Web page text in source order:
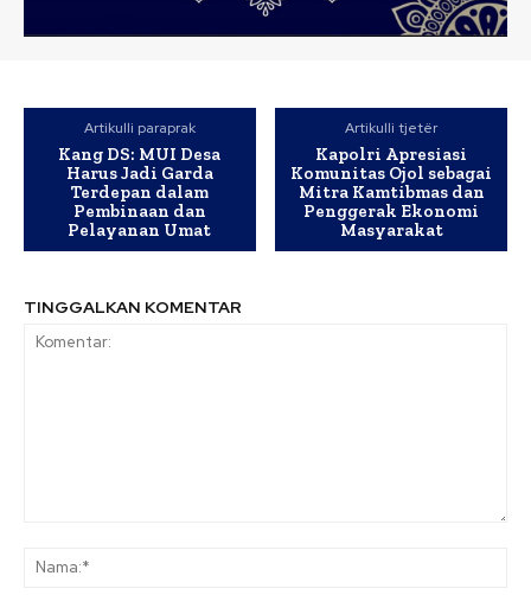
Artikulli paraprak
Kang DS: MUI Desa
Harus Jadi Garda
Terdepan dalam
Pembinaan dan
Pelayanan Umat
Artikulli tjetër
Kapolri Apresiasi
Komunitas Ojol sebagai
Mitra Kamtibmas dan
Penggerak Ekonomi
Masyarakat
TINGGALKAN KOMENTAR